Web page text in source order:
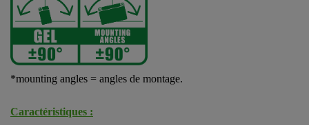
*mounting angles = angles de montage.
Caractéristiques :